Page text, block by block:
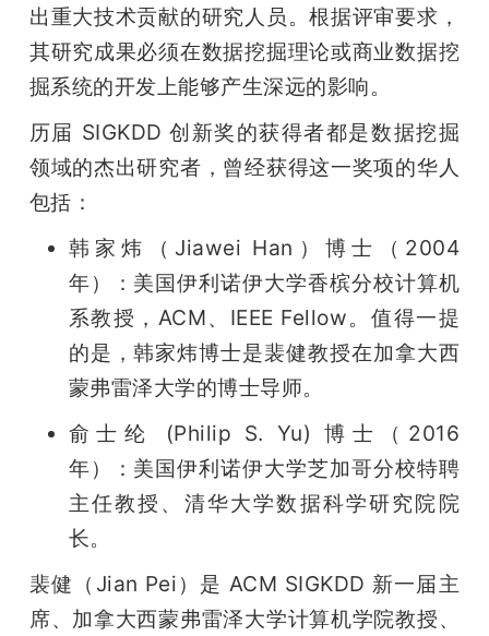
专
题
搞
机
出重大技术贡献的研究人员。根据评审要求，
其研究成果必须在数据挖掘理论或商业数据挖
掘系统的开发上能够产生深远的影响。
历届 SIGKDD 创新奖的获得者都是数据挖掘
领域的杰出研究者，曾经获得这一奖项的华人
包括：
韩家炜（Jiawei Han）博士（2004
年）：美国伊利诺伊大学香槟分校计算机
系教授，ACM、IEEE Fellow。值得一提
的是，韩家炜博士是裴健教授在加拿大西
蒙弗雷泽大学的博士导师。
俞士纶 (Philip S. Yu) 博士（2016
年）：美国伊利诺伊大学芝加哥分校特聘
主任教授、清华大学数据科学研究院院
长。
裴健（Jian Pei）是 ACM SIGKDD 新一届主
席、加拿大西蒙弗雷泽大学计算机学院教授、